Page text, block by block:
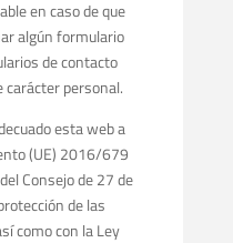
en caso de que
algún formulario
de contacto
carácter personal.
esta web a
(UE) 2016/679
Consejo de 27 de
de las
como con la Ley